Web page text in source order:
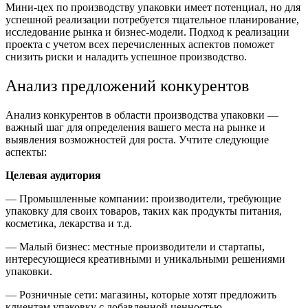
Мини-цех по производству упаковки имеет потенциал, но для
успешной реализации потребуется тщательное планирование,
исследование рынка и бизнес-модели. Подход к реализации
проекта с учетом всех перечисленных аспектов поможет
снизить риски и наладить успешное производство.
Анализ предложений конкурентов
Анализ конкурентов в области производства упаковки —
важный шаг для определения вашего места на рынке и
выявления возможностей для роста. Учтите следующие
аспекты:
Целевая аудитория
— Промышленные компании: производители, требующие
упаковку для своих товаров, таких как продукты питания,
косметика, лекарства и т.д.
— Малый бизнес: местные производители и стартапы,
интересующиеся креативными и уникальными решениями
упаковки.
— Розничные сети: магазины, которые хотят предложить